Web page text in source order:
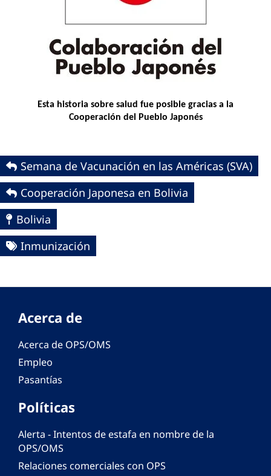
Esta historia sobre salud fue posible gracias a la
Cooperación del Pueblo Japonés
Semana de Vacunación en las Américas (SVA)
Cooperación Japonesa en Bolivia
Bolivia
Inmunización
Acerca de
Acerca de OPS/OMS
Empleo
Pasantías
Políticas
Alerta - Intentos de estafa en nombre de la
OPS/OMS
Relaciones comerciales con OPS